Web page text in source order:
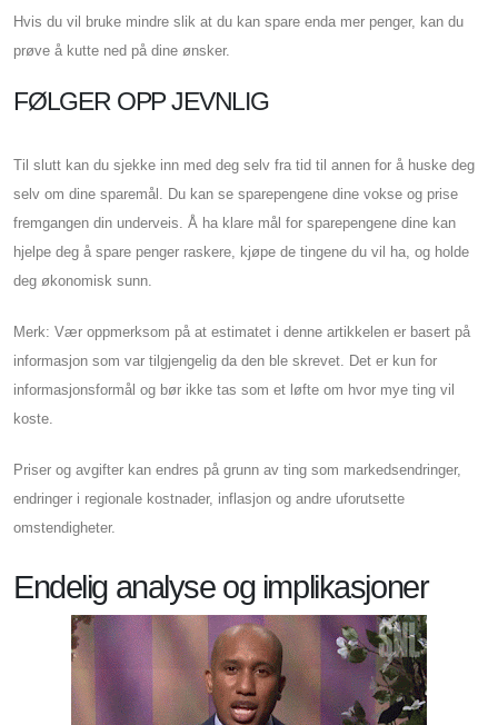
Hvis du vil bruke mindre slik at du kan spare enda mer penger, kan du
prøve å kutte ned på dine ønsker.
FØLGER OPP JEVNLIG
Til slutt kan du sjekke inn med deg selv fra tid til annen for å huske deg
selv om dine sparemål. Du kan se sparepengene dine vokse og prise
fremgangen din underveis. Å ha klare mål for sparepengene dine kan
hjelpe deg å spare penger raskere, kjøpe de tingene du vil ha, og holde
deg økonomisk sunn.
Merk: Vær oppmerksom på at estimatet i denne artikkelen er basert på
informasjon som var tilgjengelig da den ble skrevet. Det er kun for
informasjonsformål og bør ikke tas som et løfte om hvor mye ting vil
koste.
Priser og avgifter kan endres på grunn av ting som markedsendringer,
endringer i regionale kostnader, inflasjon og andre uforutsette
omstendigheter.
Endelig analyse og implikasjoner